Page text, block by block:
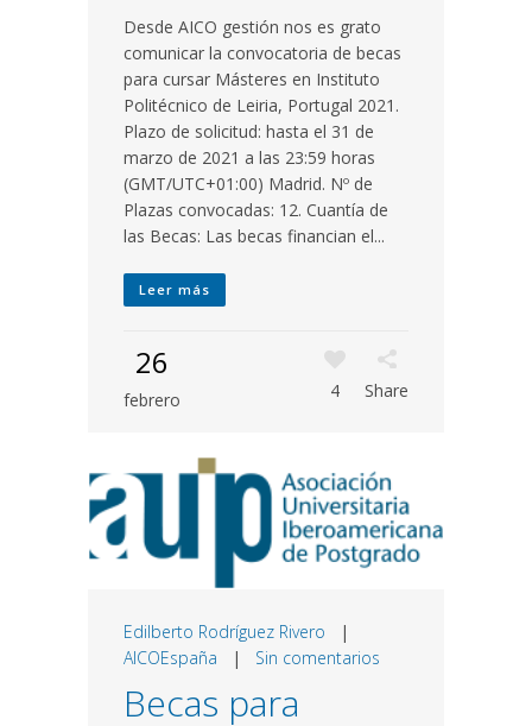
Desde AICO gestión nos es grato
comunicar la convocatoria de becas
para cursar Másteres en Instituto
Politécnico de Leiria, Portugal 2021.
Plazo de solicitud: hasta el 31 de
marzo de 2021 a las 23:59 horas
(GMT/UTC+01:00) Madrid. Nº de
Plazas convocadas: 12. Cuantía de
las Becas: Las becas financian el...
Leer más
26
febrero 4 Share
Edilberto Rodríguez Rivero |
AICOEspaña | Sin comentarios
Becas para